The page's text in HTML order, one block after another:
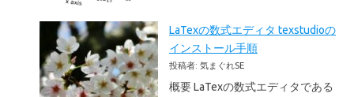
LaTexの数式エディタ texstudioの
インストール手順
投稿者: 気まぐれSE
概要 LaTexの数式エディタである